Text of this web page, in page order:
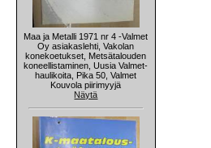
Maa ja Metalli 1971 nr 4 -Valmet
Oy asiakaslehti, Vakolan
konekoetukset, Metsätalouden
koneellistaminen, Uusia Valmet-
haulikoita, Pika 50, Valmet
Kouvola piirimyyjä
Näytä